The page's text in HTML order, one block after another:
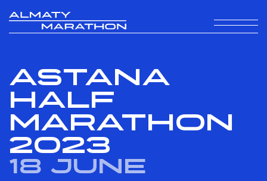
Astana
Half
Marathon
2023
18 June